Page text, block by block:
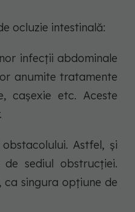
ocluzie intestinală:
infecții abdominale
anumite tratamente
cașexie etc. Aceste
Astfel, și
sediul obstrucției.
singura opțiune de